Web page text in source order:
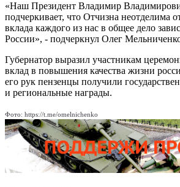
«Наш Президент Владимир
подчеркивает, что Отчизна неотделима
вклада каждого из нас в общее дело
России», - подчеркнул Олег
Губернатор выразил участникам
вклад в повышения качества жизни
его рук пензенцы получили
и региональные награды.
Фото: https://t.me/omelnichenko